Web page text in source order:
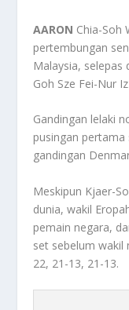
AARON Chia-Soh
pertembungan
Malaysia, selepas
Goh Sze Fei-Nur
Gandingan lelaki
pusingan pertama
gandingan
Meskipun Kjaer-
dunia, wakil
pemain negara,
set sebelum wakil
22, 21-13, 21-13.